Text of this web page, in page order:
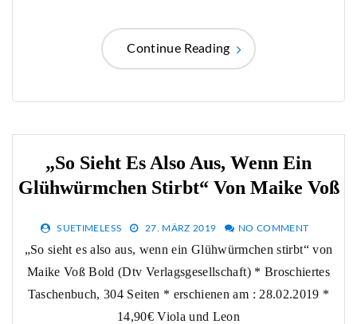
Continue Reading
„So Sieht Es Also Aus, Wenn Ein
Glühwürmchen Stirbt“ Von Maike Voß
SUETIMELESS 27. MÄRZ 2019 NO COMMENT
„So sieht es also aus, wenn ein Glühwürmchen stirbt“ von
Maike Voß Bold (Dtv Verlagsgesellschaft) * Broschiertes
Taschenbuch, 304 Seiten * erschienen am : 28.02.2019 *
14,90€ Viola und Leon